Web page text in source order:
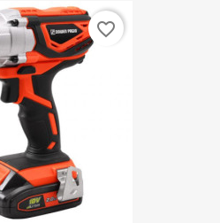
favorite_border